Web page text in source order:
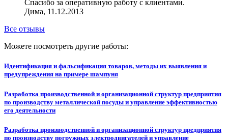
Спасибо за оперативную работу с клиентами.
Дима, 11.12.2013
Все отзывы
Можете посмотреть другие работы:
Идентификация и фальсификация товаров, методы их выявления и
предупреждения на примере шампуня
Разработка производственной и организационной структур предприятия
по производству металлической посуды и управление эффективностью
его деятельности
Разработка производственной и организационной структур предприятия
по производству погружных электродвигателей и управление